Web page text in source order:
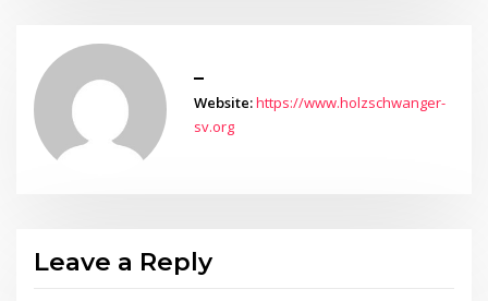
_
Website:https://www.holzschwanger-
sv.org
Leave a Reply